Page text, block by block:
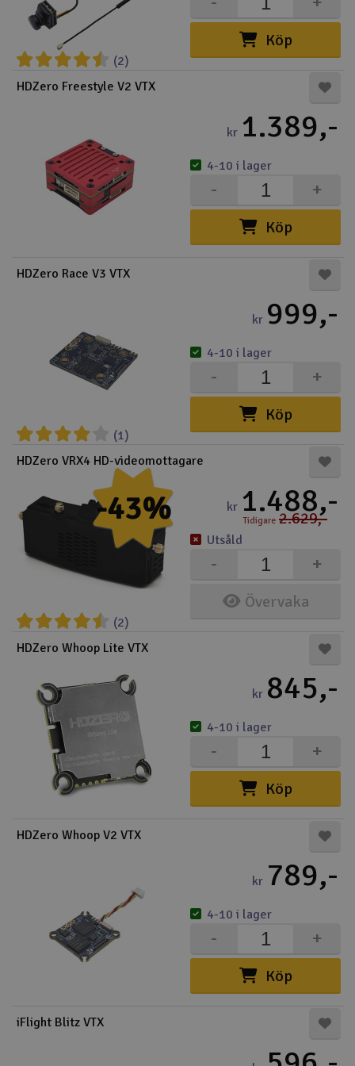
(2)
Köp
HDZero Freestyle V2 VTX
kr 1.389,-
Köp
+
-
4-10 i lager
HDZero Race V3 VTX
(1)
kr 999,-
Köp
+
-
4-10 i lager
-43%
HDZero VRX4 HD-videomottagare
(2)
kr 1.488,-
Tidigare 2.629,-
Övervaka
+
-
Utsåld
HDZero Whoop Lite VTX
kr 845,-
Köp
+
-
4-10 i lager
HDZero Whoop V2 VTX
kr 789,-
Köp
+
-
4-10 i lager
iFlight Blitz VTX